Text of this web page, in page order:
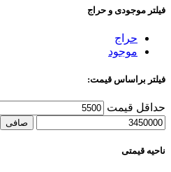
فیلتر موجودی و حراج
حراج
موجود
فیلتر براساس قیمت:
حداقل قیمت
صافی
ناحیه قیمتی